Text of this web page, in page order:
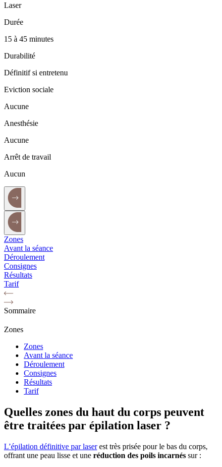
Laser
Durée
15 à 45 minutes
Durabilité
Définitif si entretenu
Eviction sociale
Aucune
Anesthésie
Aucune
Arrêt de travail
Aucun
Zones
Avant la séance
Déroulement
Consignes
Résultats
Tarif
Sommaire
Zones
Zones
Avant la séance
Déroulement
Consignes
Résultats
Tarif
Quelles zones du haut du corps peuvent
être traitées par épilation laser ?
L’épilation définitive par laserest très prisée pour le bas du corps,
offrant une peau lisse et une réduction des poils incarnés sur :